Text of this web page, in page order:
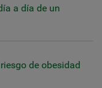
a día de un
de obesidad